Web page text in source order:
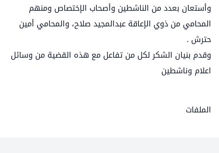
وأستعان بعدد من الناشطين وأصحاب الإختصاص ومنهم
المحامي من ذوي الإعاقة عبدالمجيد صلاح، والمحامي أمين
حترش .
وقدم بنيان الشكر لكل من تفاعل مع هذه القضية من وسائل
اعلام وناشطين
الملفات